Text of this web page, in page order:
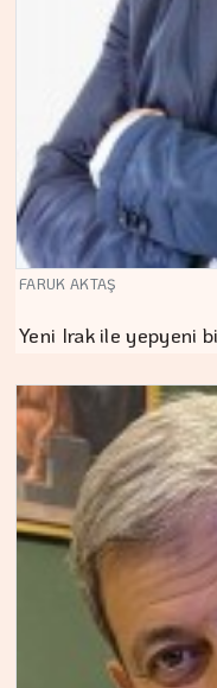
FARUK AKTAŞ
Yeni Irak ile yepyeni